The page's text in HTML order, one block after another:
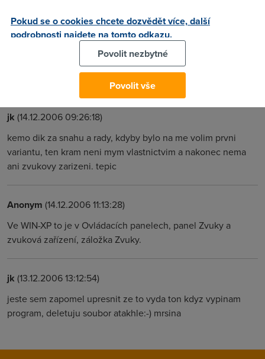
tu signalizaci systémových zvuků. Nejspíš někde v
"pracovních nástrojích", či jak se tomu říká. V KDE to je v
Control Center - Zvuky a multimedia, to ale asi nebude Tvůj
případ. Je to ale škoda vypínat. Máš akustickou kontrolu
prováděné činnosti. Leda by Tě to budilo;-)
jk (14.12.2006 09:26:18)
kemo dik za snahu a rady, kdyby bylo na me volim prvni
variantu, ten kram neni mym vlastnictvim a nakonec nema
ani zvukovy zarizeni. tepic
Anonym (14.12.2006 11:13:28)
Ve WIN-XP to je v Ovládacích panelech, panel Zvuky a
zvuková zařízení, záložka Zvuky.
jk (13.12.2006 13:12:54)
jeste sem zapomel upresnit ze to vyda ton kdyz vypinam
program, deletuju soubor atakhle:-) mrsina
Pokud se o cookies chcete dozvědět více, další
podrobnosti najdete na tomto odkazu.
Povolit nezbytné
Povolit vše